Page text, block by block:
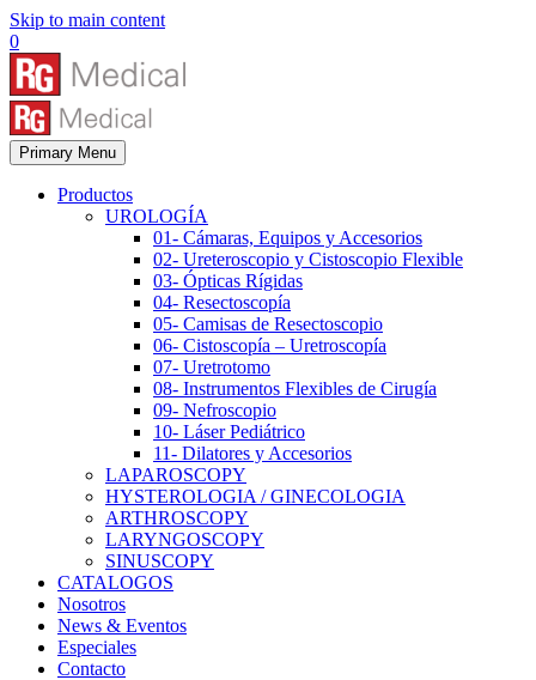
Skip to main content
0
Primary Menu
Productos
UROLOGÍA
01- Cámaras, Equipos y Accesorios
02- Ureteroscopio y Cistoscopio Flexible
03- Ópticas Rígidas
04- Resectoscopía
05- Camisas de Resectoscopio
06- Cistoscopía – Uretroscopía
07- Uretrotomo
08- Instrumentos Flexibles de Cirugía
09- Nefroscopio
10- Láser Pediátrico
11- Dilatores y Accesorios
LAPAROSCOPY
HYSTEROLOGIA / GINECOLOGIA
ARTHROSCOPY
LARYNGOSCOPY
SINUSCOPY
CATALOGOS
Nosotros
News & Eventos
Especiales
Contacto